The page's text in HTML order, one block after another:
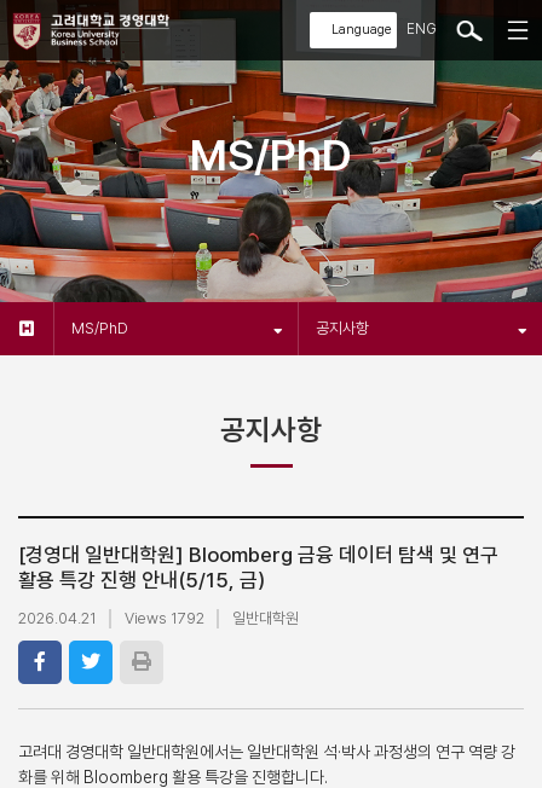
ENG
MS/PhD
MS/PhD 공지사항
공지사항
[경영대 일반대학원] Bloomberg 금융 데이터 탐색 및 연구
활용 특강 진행 안내(5/15, 금)
2026.04.21 Views 1792 일반대학원
고려대 경영대학 일반대학원에서는 일반대학원 석·박사 과정생의 연구 역량 강
화를 위해 Bloomberg 활용 특강을 진행합니다.